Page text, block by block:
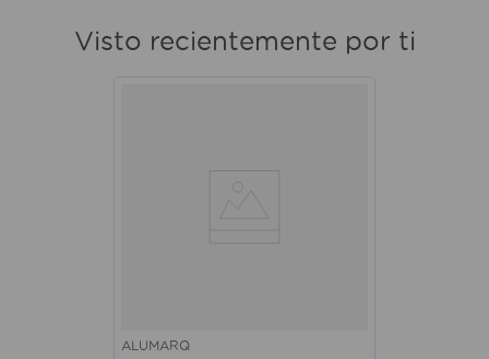
Visto recientemente por ti
ALUMARQ